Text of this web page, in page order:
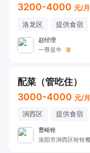
3200-4000 元/月
洛龙区 提供食宿
赵经理
一尊皇牛
配菜（管吃住）
3000-4000 元/月
涧西区 提供食宿
曹峪铨